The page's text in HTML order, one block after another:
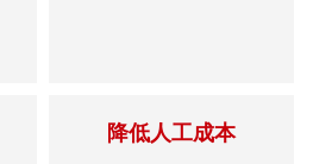
降低人工成本